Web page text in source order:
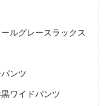
ルグレースラックス
ンツ
ワイドパンツ